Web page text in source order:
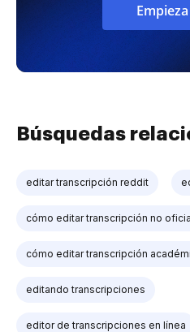
Búsquedas
editar transcripción reddit
cómo editar transcripción no
cómo editar transcripción
editando transcripciones
editor de transcripciones en línea